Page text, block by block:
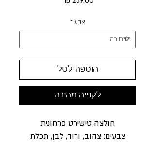
צבע *
הוספה לסל
לקנייה מהירה
חולצה טישירט פרחונית
צבעים: צהוב, ורוד, לבן, תכלת